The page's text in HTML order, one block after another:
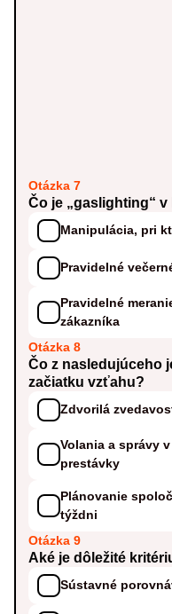
Otázka 7
Čo je „gaslighting“
Manipulácia, pri
Pravidelné
Pravidelné
zákazníka
Otázka 8
Čo z nasledujúceho
začiatku vzťahu?
Zdvorilá
Volania a správy
prestávky
Plánovanie
týždni
Otázka 9
Aké je dôležité
Sústavné